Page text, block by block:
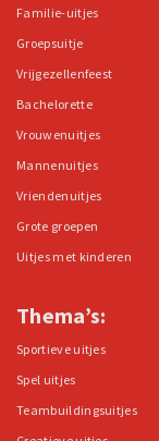
Familie-uitjes
Groepsuitje
Vrijgezellenfeest
Bachelorette
Vrouwenuitjes
Mannenuitjes
Vriendenuitjes
Grote groepen
Uitjes met kinderen
Thema’s:
Sportieve uitjes
Spel uitjes
Teambuildingsuitjes